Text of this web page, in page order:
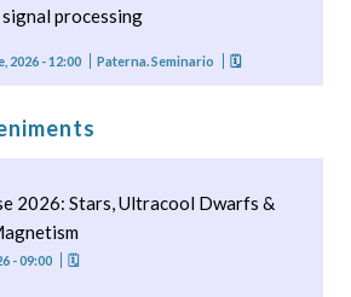
processing
2026 - 12:00
Paterna. Seminario 🗓
2026: Stars, Ultracool Dwarfs &
- 09:00 🗓